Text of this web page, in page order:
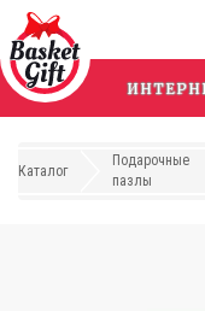
Перейти
основному
содержанию
Каталог
Подарочные
пазлы